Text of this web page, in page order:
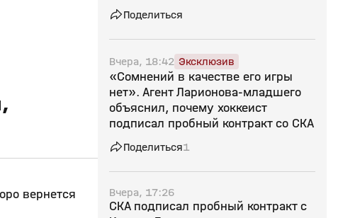
вернется
Поделиться
Вчера, 18:42 Эксклюзив
«Сомнений в качестве его игры
нет». Агент Ларионова‑младшего
объяснил, почему хоккеист
подписал пробный контракт со СКА
Поделиться1
Вчера, 17:26
СКА подписал пробный контракт с